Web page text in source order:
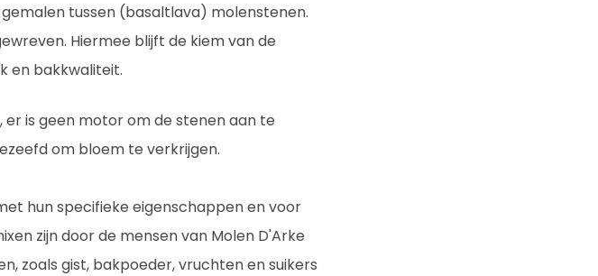
tussen (basaltlava) molenstenen.
Hiermee blijft de kiem van de
en bakkwaliteit.
is geen motor om de stenen aan te
om bloem te verkrijgen.
hun specifieke eigenschappen en voor
zijn door de mensen van Molen D'Arke
zoals gist, bakpoeder, vruchten en suikers